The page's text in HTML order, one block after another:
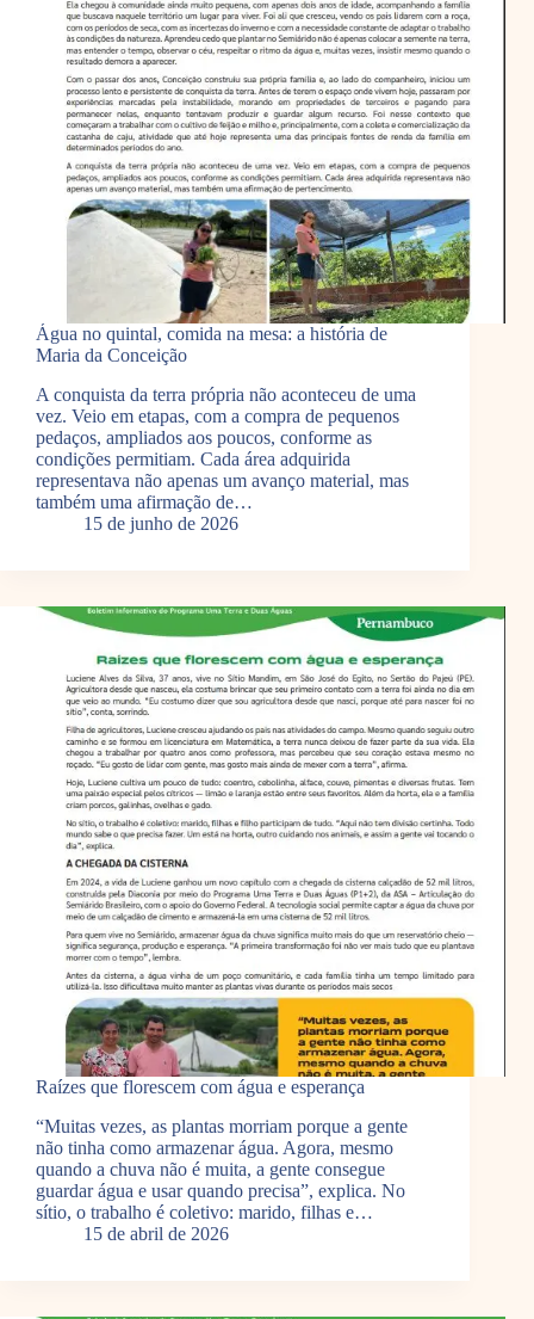
Água no quintal, comida na mesa: a história de
Maria da Conceição
A conquista da terra própria não aconteceu de uma
vez. Veio em etapas, com a compra de pequenos
pedaços, ampliados aos poucos, conforme as
condições permitiam. Cada área adquirida
representava não apenas um avanço material, mas
também uma afirmação de…
15 de junho de 2026
Raízes que florescem com água e esperança
“Muitas vezes, as plantas morriam porque a gente
não tinha como armazenar água. Agora, mesmo
quando a chuva não é muita, a gente consegue
guardar água e usar quando precisa”, explica. No
sítio, o trabalho é coletivo: marido, filhas e…
15 de abril de 2026